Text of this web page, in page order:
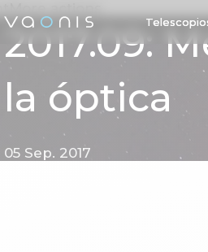
actions
2017.09:
la óptica
05 Sep. 2017